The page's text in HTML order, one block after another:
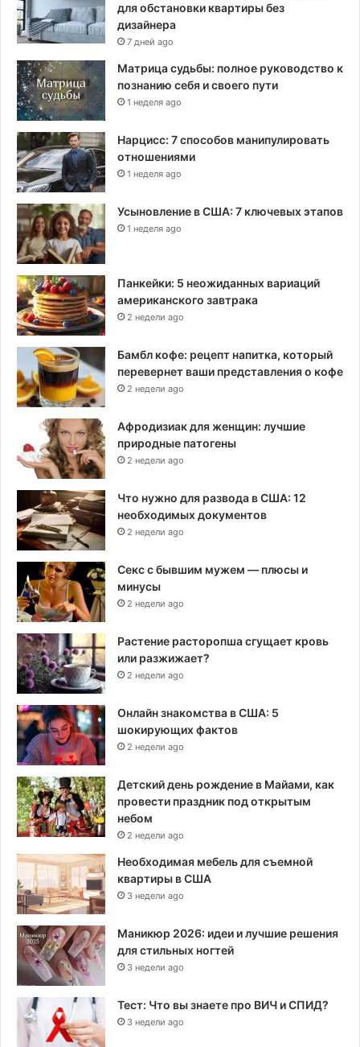
для обстановки квартиры без
дизайнера
7 дней ago
Матрица судьбы: полное руководство к
познанию себя и своего пути
1 неделя ago
Нарцисс: 7 способов манипулировать
отношениями
1 неделя ago
Усыновление в США: 7 ключевых этапов
1 неделя ago
Панкейки: 5 неожиданных вариаций
американского завтрака
2 недели ago
Бамбл кофе: рецепт напитка, который
перевернет ваши представления о кофе
2 недели ago
Афродизиак для женщин: лучшие
природные патогены
2 недели ago
Что нужно для развода в США: 12
необходимых документов
2 недели ago
Секс с бывшим мужем — плюсы и
минусы
2 недели ago
Растение расторопша сгущает кровь
или разжижает?
2 недели ago
Онлайн знакомства в США: 5
шокирующих фактов
2 недели ago
Детский день рождение в Майами, как
провести праздник под открытым
небом
2 недели ago
Необходимая мебель для съемной
квартиры в США
3 недели ago
Маникюр 2026: идеи и лучшие решения
для стильных ногтей
3 недели ago
Тест: Что вы знаете про ВИЧ и СПИД?
3 недели ago